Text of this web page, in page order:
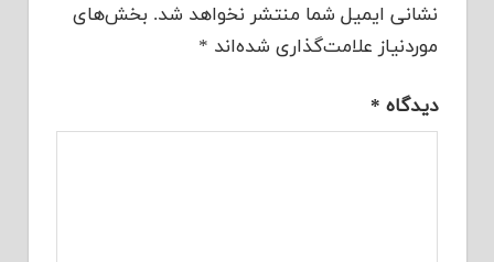
نشانی ایمیل شما منتشر نخواهد شد. بخش‌های
موردنیاز علامت‌گذاری شده‌اند *
دیدگاه *